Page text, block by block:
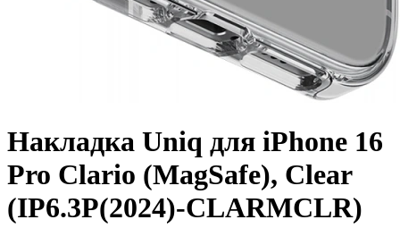
Накладка Uniq для iPhone 16
Pro Clario (MagSafe), Clear
(IP6.3P(2024)-CLARMCLR)